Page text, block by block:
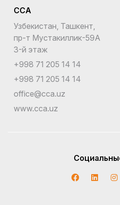
CCA
Узбекистан, Ташкент,
пр-т Мустакиллик-59A
3-й этаж
+998 71 205 14 14
+998 71 205 14 14
office@cca.uz
www.cca.uz